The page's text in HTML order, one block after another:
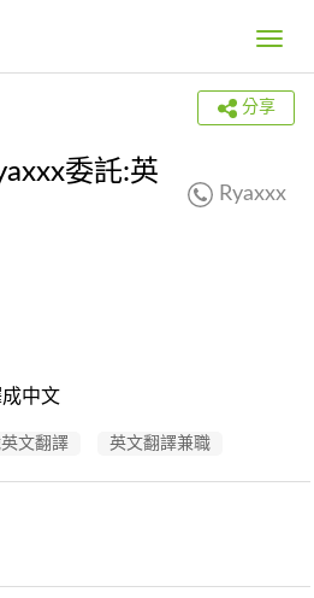
Toggle
分享
委託:英
Ryaxxx
中文
文翻譯 英文翻譯兼職